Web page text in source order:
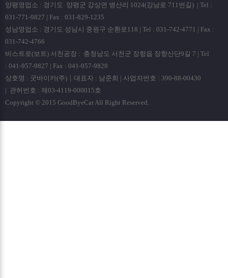
양평영업소 : 경기도 양평군 강상면 병산리 1024(강남로 711번길) | Tel :
031-771-9827 | Fax : 031-829-1235
성남영업소 : 경기도 성남시 중원구 순환로118 | Tel : 031-742-4771 | Fax :
031-742-4766
바스트로(보트) 서천공장 : 충청남도 서천군 장항읍 장항산단9길 7 | Tel
: 041-957-9827 | Fax : 041-957-9828
상호명 : 굿바이카(주)｜대표자 : 남준희 | 사업자번호 : 390-88-00430
| 관허번호 : 제03-4119-000015호
Copyright © 2015 GoodByeCar All Right Reserved.